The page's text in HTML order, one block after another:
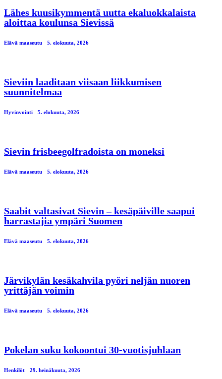
Lähes kuusikymmentä uutta ekaluokkalaista
aloittaa koulunsa Sievissä
Elävä maaseutu 5. elokuuta, 2026
Sieviin laaditaan viisaan liikkumisen
suunnitelmaa
Hyvinvointi 5. elokuuta, 2026
Sievin frisbeegolfradoista on moneksi
Elävä maaseutu 5. elokuuta, 2026
Saabit valtasivat Sievin – kesäpäiville saapui
harrastajia ympäri Suomen
Elävä maaseutu 5. elokuuta, 2026
Järvikylän kesäkahvila pyöri neljän nuoren
yrittäjän voimin
Elävä maaseutu 5. elokuuta, 2026
Pokelan suku kokoontui 30-vuotisjuhlaan
Henkilöt 29. heinäkuuta, 2026